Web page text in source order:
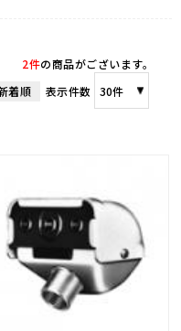
2件の商品がございます。
着順 表示件数